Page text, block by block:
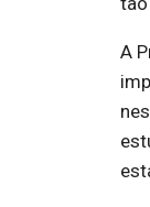
A